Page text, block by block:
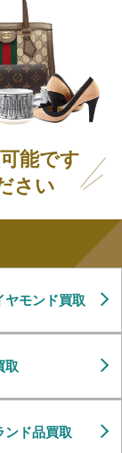
能です
さい
ヤモンド買取
取
ンド品買取